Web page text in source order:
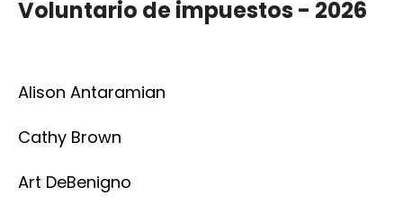
Voluntario de impuestos - 2026
Alison Antaramian
Cathy Brown
Art DeBenigno